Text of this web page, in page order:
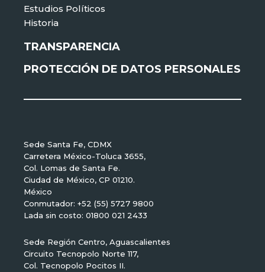
Estudios Políticos
Historia
TRANSPARENCIA
PROTECCIÓN DE DATOS PERSONALES
Sede Santa Fe, CDMX
Carretera México-Toluca 3655,
Col. Lomas de Santa Fe.
Ciudad de México, CP 01210.
México
Conmutador: +52 (55) 5727 9800
Lada sin costo: 01800 021 2433
Sede Región Centro, Aguascalientes
Circuito Tecnopolo Norte 117,
Col. Tecnopolo Pocitos II.